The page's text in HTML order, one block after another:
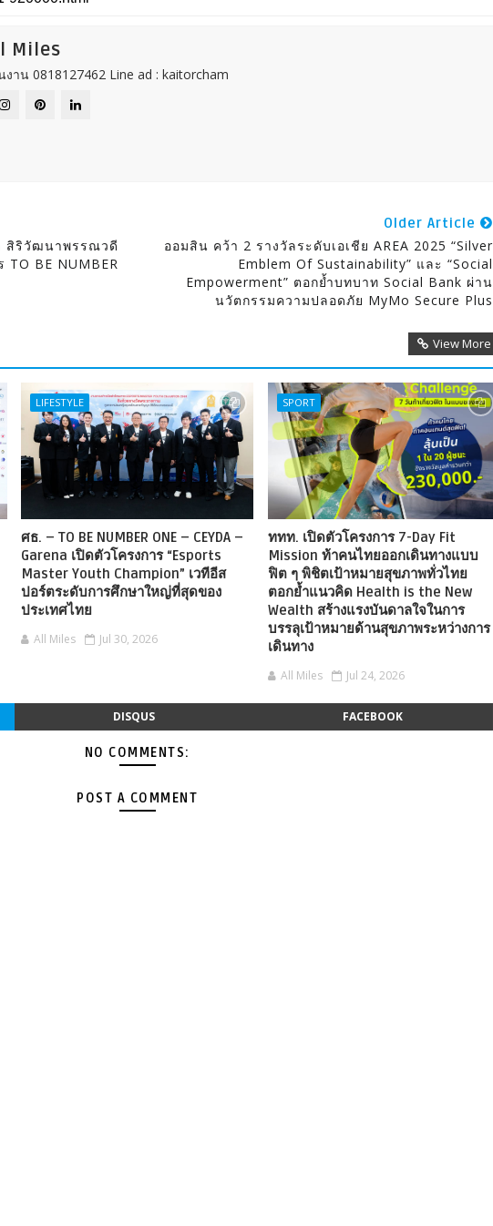
Miles
าน 0818127462 Line ad : kaitorcham
สิริวัฒนาพรรณวดี
BE NUMBER
Older Article
ออมสิน คว้า 2 รางวัลระดับเอเชีย AREA 2025 “Silver
Emblem Of Sustainability” และ “Social
Empowerment” ตอกย้ำบทบาท Social Bank ผ่าน
นวัตกรรมความปลอดภัย MyMo Secure Plus
View More
LIFESTYLE
ศธ. – TO BE NUMBER ONE – CEYDA –
Garena เปิดตัวโครงการ “Esports
Master Youth Champion” เวทีอีส
ปอร์ตระดับการศึกษาใหญ่ที่สุดของ
ประเทศไทย
All Miles Jul 30, 2026
SPORT
ททท. เปิดตัวโครงการ 7-Day Fit
Mission ท้าคนไทยออกเดินทางแบบ
ฟิต ๆ พิชิตเป้าหมายสุขภาพทั่วไทย
ตอกย้ำแนวคิด Health is the New
Wealth สร้างแรงบันดาลใจในการ
บรรลุเป้าหมายด้านสุขภาพระหว่างการ
เดินทาง
All Miles Jul 24, 2026
DISQUS FACEBOOK
NO COMMENTS:
POST A COMMENT